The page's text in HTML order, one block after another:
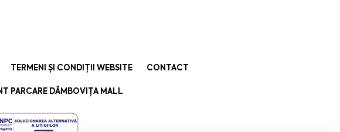
TERMENI ȘI CONDIȚII WEBSITE CONTACT
PARCARE DÂMBOVIȚA MALL